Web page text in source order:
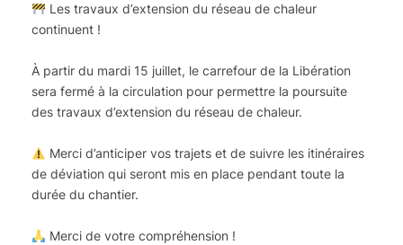
Les travaux d’extension du réseau de chaleur
continuent !
À partir du mardi 15 juillet, le carrefour de la Libération
sera fermé à la circulation pour permettre la poursuite
des travaux d’extension du réseau de chaleur.
Merci d’anticiper vos trajets et de suivre les itinéraires
de déviation qui seront mis en place pendant toute la
durée du chantier.
Merci de votre compréhension !